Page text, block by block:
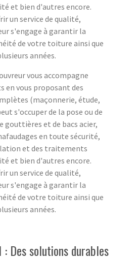
et bien d'autres encore.
un service de qualité,
s'engage à garantir la
de votre toiture ainsi que
années.
vous accompagne
en vous proposant des
(maçonnerie, étude,
s'occuper de la pose ou de
gouttières et de bacs acier,
en toute sécurité,
et des traitements
et bien d'autres encore.
un service de qualité,
s'engage à garantir la
de votre toiture ainsi que
années.
: Des solutions durables